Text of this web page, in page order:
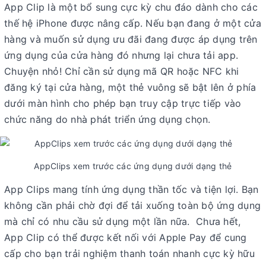
App Clip là một bổ sung cực kỳ chu đáo dành cho các
thế hệ iPhone được nâng cấp. Nếu bạn đang ở một cửa
hàng và muốn sử dụng ưu đãi đang được áp dụng trên
ứng dụng của cửa hàng đó nhưng lại chưa tải app.
Chuyện nhỏ! Chỉ cần sử dụng mã QR hoặc NFC khi
đăng ký tại cửa hàng, một thẻ vuông sẽ bật lên ở phía
dưới màn hình cho phép bạn truy cập trực tiếp vào
chức năng do nhà phát triển ứng dụng chọn.
AppClips xem trước các ứng dụng dưới dạng thẻ
App Clips mang tính ứng dụng thần tốc và tiện lợi. Bạn
không cần phải chờ đợi để tải xuống toàn bộ ứng dụng
mà chỉ có nhu cầu sử dụng một lần nữa. Chưa hết,
App Clip có thể được kết nối với Apple Pay để cung
cấp cho bạn trải nghiệm thanh toán nhanh cực kỳ hữu